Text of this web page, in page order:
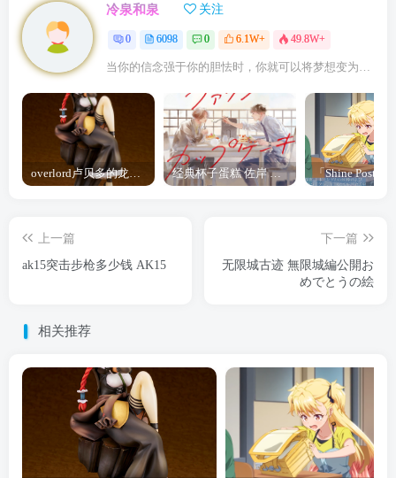
冷泉和泉 关注
0 6098 0 6.1W+ 49.8W+
当你的信念强于你的胆怯时，你就可以将梦想变为现实了
overlord卢贝多的龙王谁厉害 「Overlord」露普斯蕾琪娜·贝塔手办开订 经典杯子蛋糕 佐岸 漫画「经典杯子蛋糕」宣布真人日剧化
上一篇
ak15突击步枪多少钱 AK15
下一篇
无限城古迹 無限城編公開お
めでとうの絵
相关推荐